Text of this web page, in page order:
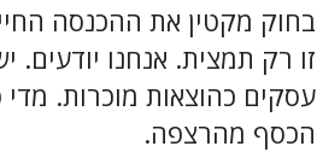
בחוק מקטין את ההכנסה
זו רק תמצית. אנחנו
עסקים כהוצאות מוכרות.
הכסף מהרצפה.